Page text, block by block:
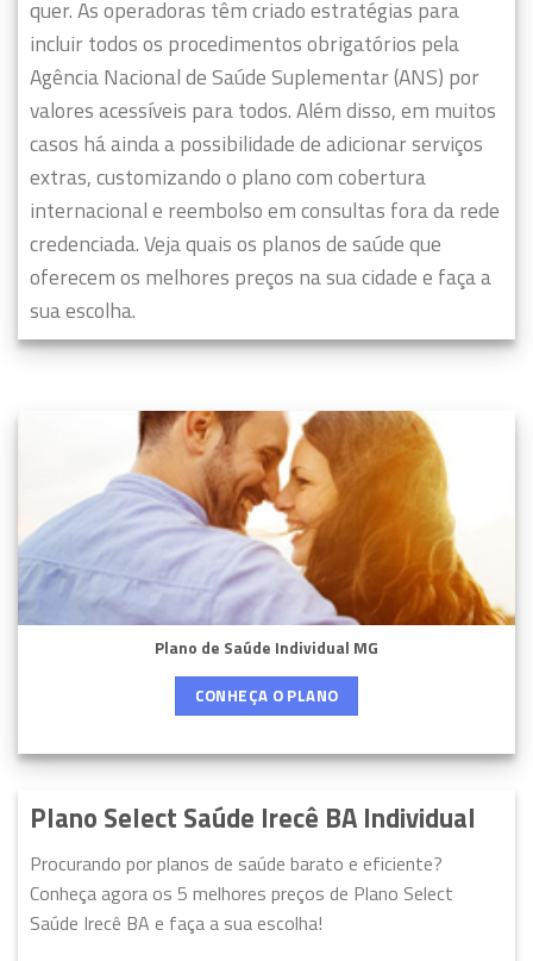
quer.As operadoras têm criado estratégias para
incluir todos os procedimentos obrigatórios pela
Agência Nacional de Saúde Suplementar (ANS) por
valores acessíveis para todos.Além disso, em muitos
casos há ainda a possibilidade de adicionar serviços
extras, customizando o plano com cobertura
internacional e reembolso em consultas fora da rede
credenciada. Veja quais os planos de saúde que
oferecem os melhores preços na sua cidade e faça a
sua escolha.
Plano de Saúde Individual MG
CONHEÇA O PLANO
Plano Select Saúde Irecê BA Individual
Procurando por planos de saúde barato e eficiente?
Conheça agora os 5 melhores preços de Plano Select
Saúde Irecê BA e faça a sua escolha!